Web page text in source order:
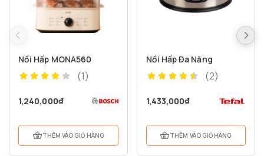
Nồi Hấp MONA560
(1)
1,240,000₫
THÊM VÀO GIỎ HÀNG
Nồi Hấp Đa Năng
(2)
1,433,000₫
THÊM VÀO GIỎ HÀNG